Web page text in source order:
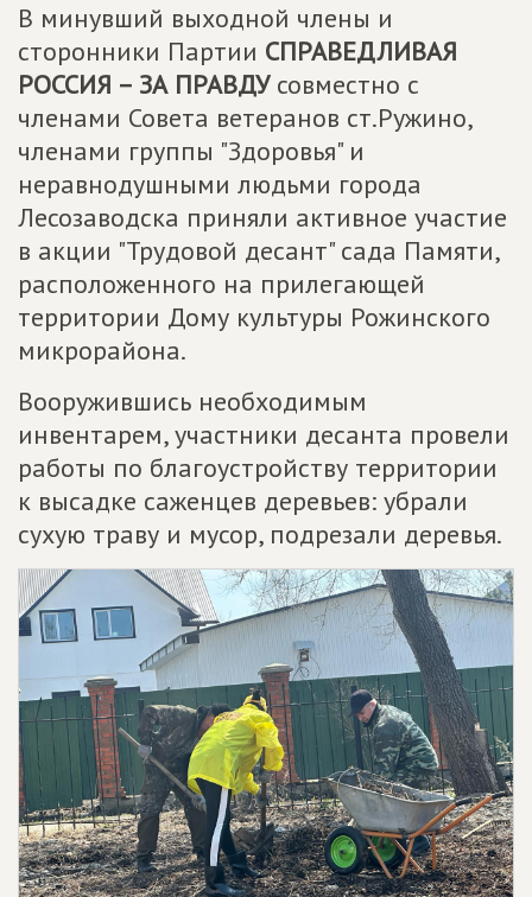
В минувший выходной члены и
сторонники Партии СПРАВЕДЛИВАЯ
РОССИЯ – ЗА ПРАВДУсовместно с
членами Совета ветеранов ст.Ружино,
членами группы "Здоровья" и
неравнодушными людьми города
Лесозаводска приняли активное участие
в акции "Трудовой десант" сада Памяти,
расположенного на прилегающей
территории Дому культуры Рожинского
микрорайона.
Вооружившись необходимым
инвентарем, участники десанта провели
работы по благоустройству территории
к высадке саженцев деревьев: убрали
сухую траву и мусор, подрезали деревья.